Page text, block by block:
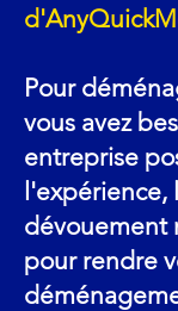
Pour
vous avez
entreprise
l'expérience,
dévouement
pour rendre